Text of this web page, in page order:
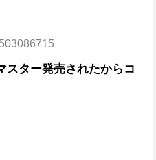
スター発売されたからコ